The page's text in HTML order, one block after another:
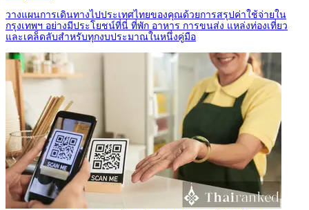
วางแผนการเดินทางไปประเทศไทยของคุณด้วยการสรุปค่าใช้จ่ายใน
กรุงเทพฯ อย่างมีประโยชน์ที่นี่ ที่พัก อาหาร การขนส่ง แหล่งท่องเที่ยว
และเคล็ดลับสำหรับทุกงบประมาณในหนึ่งคู่มือ